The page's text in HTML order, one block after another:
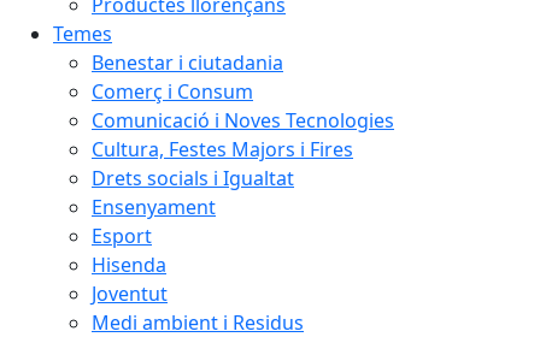
Temes
Benestar i ciutadania
Comerç i Consum
Comunicació i Noves Tecnologies
Cultura, Festes Majors i Fires
Drets socials i Igualtat
Ensenyament
Esport
Hisenda
Joventut
Medi ambient i Residus